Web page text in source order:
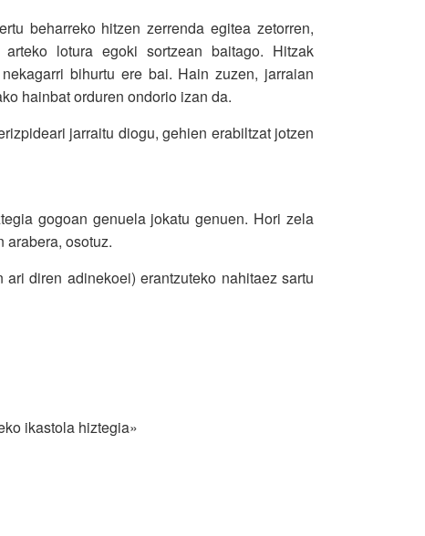
beharreko hitzen zerrenda egitea zetorren,
lotura egoki sortzean baitago. Hitzak
bihurtu ere bai. Hain zuzen, jarraian
hainbat orduren ondorio izan da.
jarraitu diogu, gehien erabiltzat jotzen
gogoan genuela jokatu genuen. Hori zela
arabera, osotuz.
diren adinekoei) erantzuteko nahitaez sartu
ikastola hiztegia»